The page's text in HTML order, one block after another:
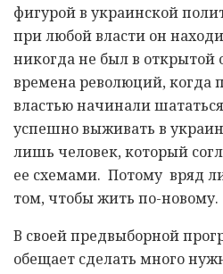
фигурой в украинской
при любой власти он
никогда не был в
времена революций, когда
властью начинали
успешно выживать в
лишь человек, который
ее схемами. Потому вряд
том, чтобы жить по-новому.
В своей предвыборной
обещает сделать много